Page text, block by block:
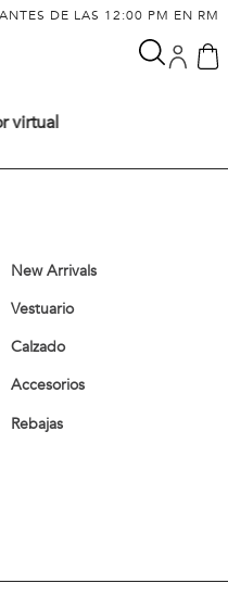
DE LAS 12:00 PM EN RM
virtual
New Arrivals
Vestuario
Calzado
Accesorios
Rebajas